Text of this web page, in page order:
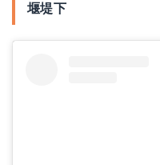
堰堤下